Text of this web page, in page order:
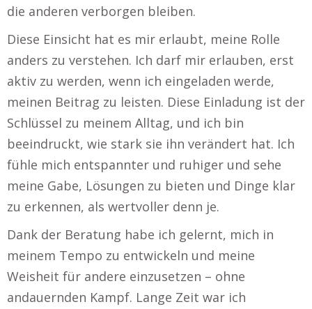
die anderen verborgen bleiben.
Diese Einsicht hat es mir erlaubt, meine Rolle
anders zu verstehen. Ich darf mir erlauben, erst
aktiv zu werden, wenn ich eingeladen werde,
meinen Beitrag zu leisten. Diese Einladung ist der
Schlüssel zu meinem Alltag, und ich bin
beeindruckt, wie stark sie ihn verändert hat. Ich
fühle mich entspannter und ruhiger und sehe
meine Gabe, Lösungen zu bieten und Dinge klar
zu erkennen, als wertvoller denn je.
Dank der Beratung habe ich gelernt, mich in
meinem Tempo zu entwickeln und meine
Weisheit für andere einzusetzen – ohne
andauernden Kampf. Lange Zeit war ich